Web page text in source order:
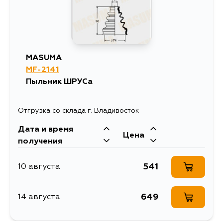
MASUMA
MF-2141
Пыльник ШРУСа
Отгрузка со склада г. Владивосток
Дата и время
получения
Цена
10 августа 541
14 августа 649